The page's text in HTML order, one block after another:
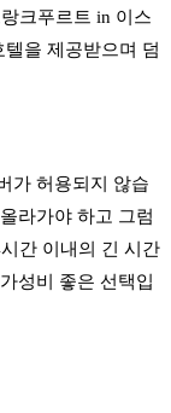
크푸르트 in 이스
을 제공받으며 덤
가 허용되지 않습
라가야 하고 그럼
간 이내의 긴 시간
성비 좋은 선택입